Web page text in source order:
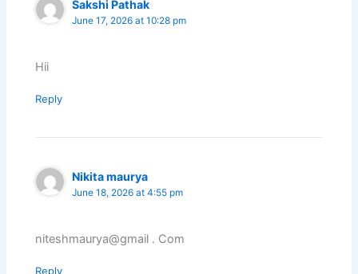
Sakshi Pathak
June 17, 2026 at 10:28 pm
Hii
Reply
Nikita maurya
June 18, 2026 at 4:55 pm
niteshmaurya@gmail . Com
Reply